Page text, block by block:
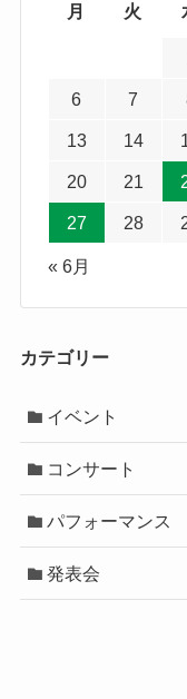
月
火
6 7
13 14
20 21
27 28
« 6月
カテゴリー
イベント
コンサート
パフォーマンス
発表会